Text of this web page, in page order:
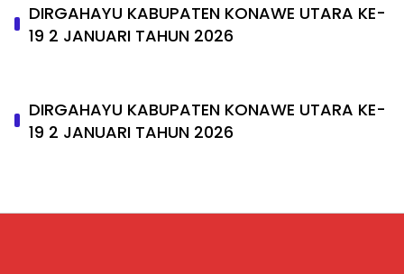
DIRGAHAYU KABUPATEN KONAWE UTARA KE-
19 2 JANUARI TAHUN 2026
DIRGAHAYU KABUPATEN KONAWE UTARA KE-
19 2 JANUARI TAHUN 2026